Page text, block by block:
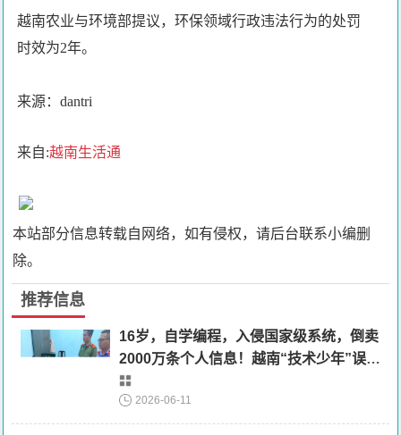
越南农业与环境部提议，环保领域行政违法行为的处罚
时效为2年。
来源：dantri
来自:越南生活通
本站部分信息转载自网络，如有侵权，请后台联系小编删
除。
推荐信息
16岁，自学编程，入侵国家级系统，倒卖
2000万条个人信息！越南“技术少年”误入
歧途......
2026-06-11